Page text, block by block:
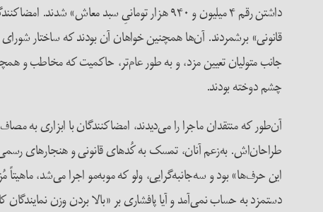
قانونی» برشمردند. آن‌ها همچنین خواهان آن بودند که ساختار شورای
جانب متولیان تعیین مزد، و به طور عام‌تر، حاکمیت که مخاطب و
چشم دوخته بودند.
آن‌طور که منتقدان ماجرا را می‌دیدند، امضاکنندگان با ابزاری به
طراحان‌اش. به‌زعم آنان، تمسک به کُدهای قانونی و هنجارهای
این‌ حرف‌ها» بود و سه‌جانبه‌گرایی، ولو که موبه‌مو اجرا می‌شد،
دستمزد به حساب نمی‌آمد و آیا پافشاری بر «بالا بردن وزن